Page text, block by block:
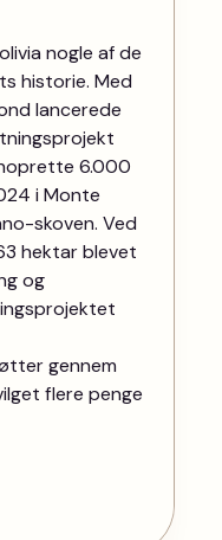
nogle af de
historie. Med
lancerede
6.000
i Monte
skoven. Ved
hektar blevet
og
gennem
flere penge